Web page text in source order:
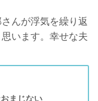
んが浮気を繰り返
います。幸せな夫
まじない